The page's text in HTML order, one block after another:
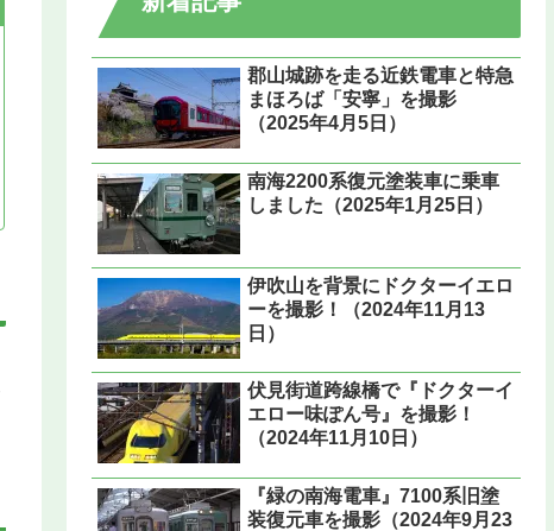
郡山城跡を走る近鉄電車と特急
まほろば「安寧」を撮影
（2025年4月5日）
南海2200系復元塗装車に乗車
しました（2025年1月25日）
伊吹山を背景にドクターイエロ
ーを撮影！（2024年11月13
日）
伏見街道跨線橋で『ドクターイ
エロー味ぽん号』を撮影！
（2024年11月10日）
『緑の南海電車』7100系旧塗
装復元車を撮影（2024年9月23